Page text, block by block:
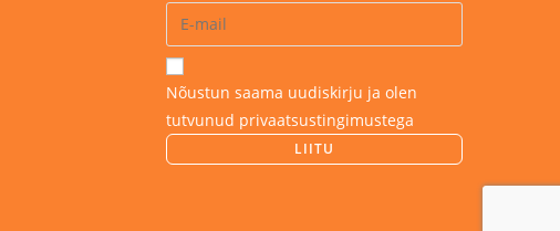
Nõustun saama uudiskirju ja olen
tutvunud privaatsustingimustega